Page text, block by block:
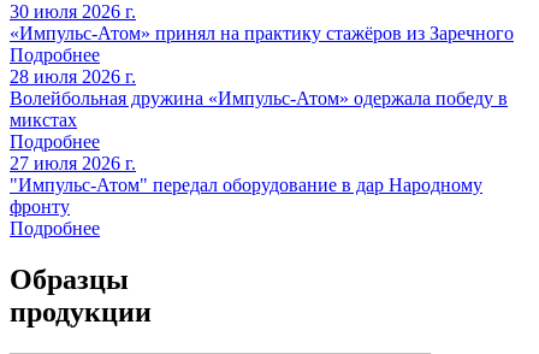
30 июля 2026 г.
«Импульс-Атом» принял на практику стажёров из Заречного
Подробнее
28 июля 2026 г.
Волейбольная дружина «Импульс-Атом» одержала победу в
микстах
Подробнее
27 июля 2026 г.
"Импульс-Атом" передал оборудование в дар Народному
фронту
Подробнее
Образцы
продукции